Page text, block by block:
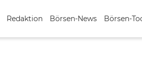
Redaktion Börsen-News Börsen-